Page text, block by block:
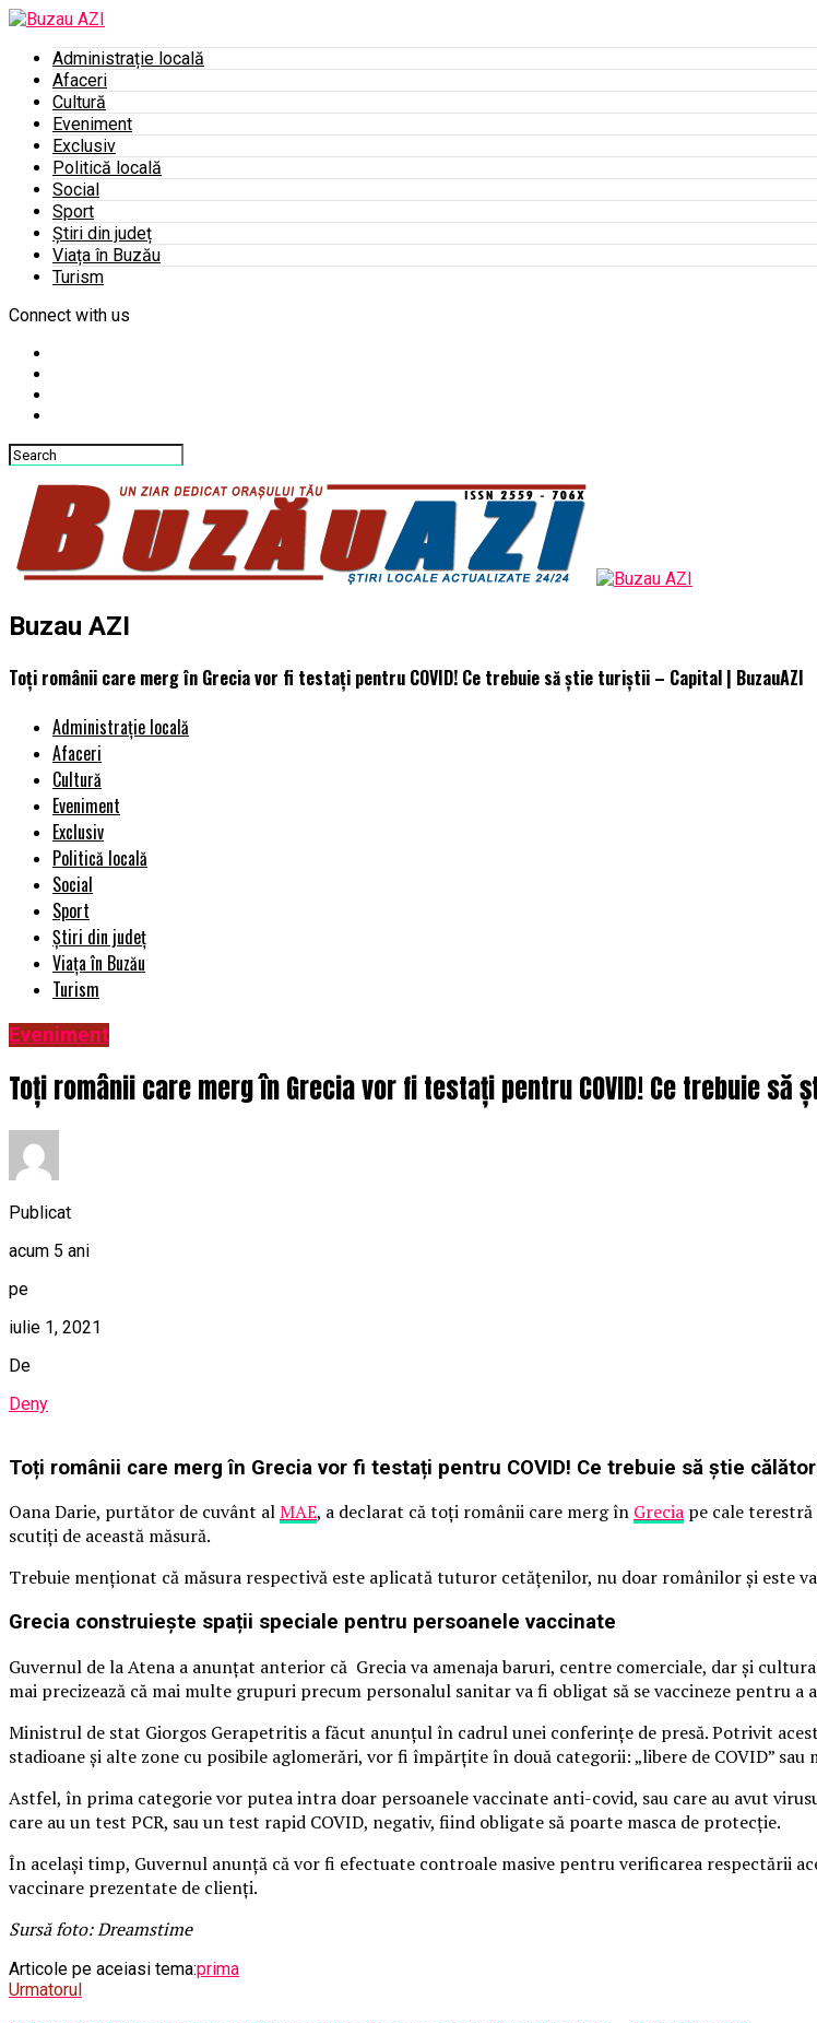
Administrație locală
Afaceri
Cultură
Eveniment
Exclusiv
Politică locală
Social
Sport
Știri din județ
Viața în Buzău
Turism
Connect with us
Buzau AZI
Toți românii care merg în Grecia vor fi testați pentru COVID! Ce trebuie să știe turiştii – Capital | BuzauAZI
Administrație locală
Afaceri
Cultură
Eveniment
Exclusiv
Politică locală
Social
Sport
Știri din județ
Viața în Buzău
Turism
Eveniment
Toți românii care merg în Grecia vor fi testați pentru COVID! Ce trebuie să
Publicat
acum 5 ani
pe
iulie 1, 2021
De
Deny
Toți românii care merg în Grecia vor fi testați pentru COVID! Ce trebuie să știe
Oana Darie, purtător de cuvânt alMAE, a declarat că toți românii care merg în Grecia pe cale
scutiți de această măsură.
Trebuie menționat că măsura respectivă este aplicată tuturor cetățenilor, nu doar românilor și este
Grecia construieşte spații speciale pentru persoanele vaccinate
Guvernul de la Atena a anunțat anterior că Grecia va amenaja baruri, centre comerciale, dar și
mai precizează că mai multe grupuri precum personalul sanitar va fi obligat să se vaccineze pentru
Ministrul de stat Giorgos Gerapetritis a făcut anunțul în cadrul unei conferințe de presă. Potrivit
stadioane şi alte zone cu posibile aglomerări, vor fi împărţite în două categorii: „libere de COVID”⁣ sau
Astfel, în prima categorie vor putea intra doar persoanele vaccinate anti-covid, sau care au avut
care au un test PCR, sau un test rapid COVID, negativ, fiind obligate să poarte masca de protecție.
În același timp, Guvernul anunță că vor fi efectuate controale masive pentru verificarea respectării
vaccinare prezentate de clienţi.
Sursă foto: Dreamstime
Articole pe aceiasi tema:prima
Urmatorul